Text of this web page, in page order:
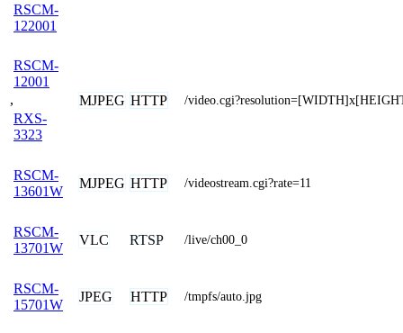
RSCM-
122001
RSCM-
12001
,
RXS-
3323
MJPEG HTTP /
RSCM-
13601W
MJPEG HTTP /videostream.cgi?rate=11
RSCM-
13701W
VLC RTSP /live/ch00_0
RSCM-
15701W
JPEG HTTP /tmpfs/auto.jpg